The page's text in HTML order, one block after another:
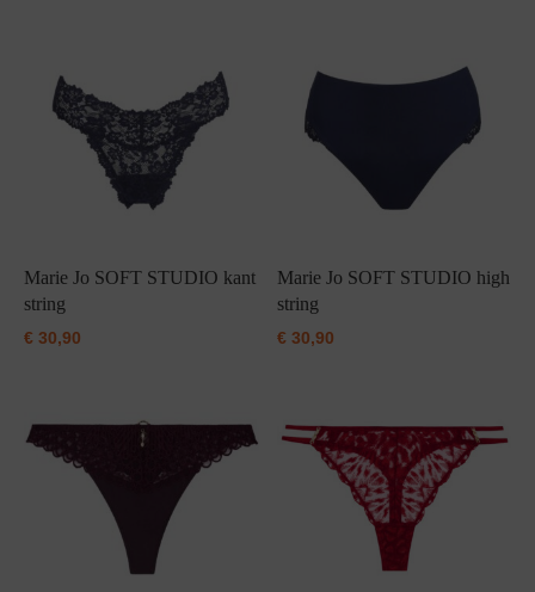
Marie Jo SOFT STUDIO kant
string
€ 30,90
Marie Jo SOFT STUDIO high
string
€30,90